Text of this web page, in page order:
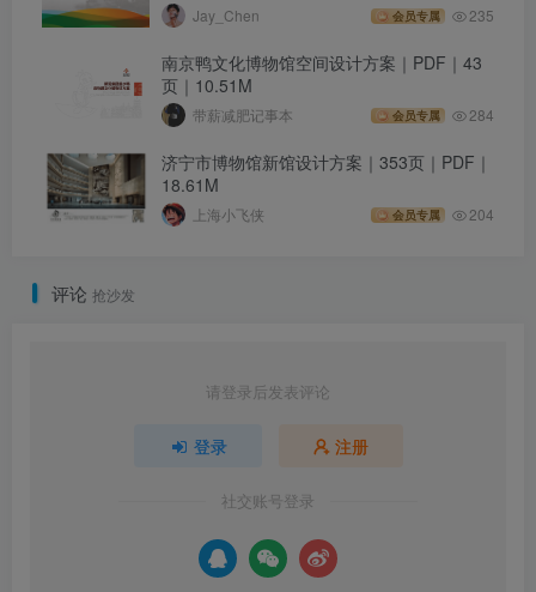
Jay_Chen 会员专属 235
南京鸭文化博物馆空间设计方案｜PDF｜43
页｜10.51M
带薪减肥记事本 会员专属 284
济宁市博物馆新馆设计方案｜353页｜PDF｜
18.61M
上海小飞侠 会员专属 204
评论 抢沙发
请登录后发表评论
登录 注册
社交账号登录